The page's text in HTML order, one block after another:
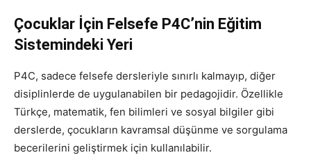
Çocuklar İçin Felsefe P4C’nin Eğitim
Sistemindeki Yeri
P4C, sadece felsefe dersleriyle sınırlı kalmayıp, diğer
disiplinlerde de uygulanabilen bir pedagojidir. Özellikle
Türkçe, matematik, fen bilimleri ve sosyal bilgiler gibi
derslerde, çocukların kavramsal düşünme ve sorgulama
becerilerini geliştirmek için kullanılabilir.